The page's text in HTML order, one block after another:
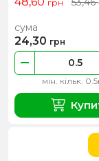
грн
мін. кільк.
сума
24,30 грн